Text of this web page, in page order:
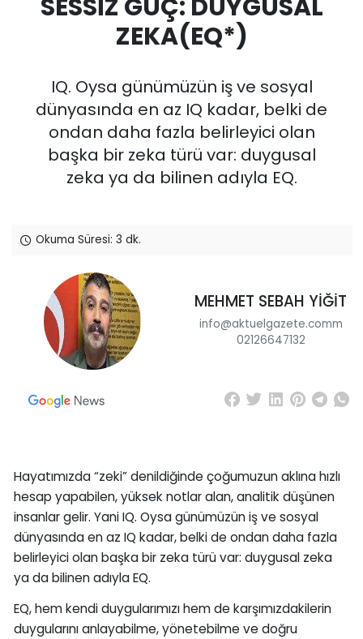
SESSİZ GÜÇ: DUYGUSAL
ZEKA(EQ*)
IQ. Oysa günümüzün iş ve sosyal
dünyasında en az IQ kadar, belki de
ondan daha fazla belirleyici olan
başka bir zeka türü var: duygusal
zeka ya da bilinen adıyla EQ.
Okuma Süresi: 3 dk.
MEHMET SEBAH YİĞİT
info@aktuelgazete.comm
02126647132
Hayatımızda “zeki” denildiğinde çoğumuzun aklına hızlı
hesap yapabilen, yüksek notlar alan, analitik düşünen
insanlar gelir. Yani IQ. Oysa günümüzün iş ve sosyal
dünyasında en az IQ kadar, belki de ondan daha fazla
belirleyici olan başka bir zeka türü var: duygusal zeka
ya da bilinen adıyla EQ.
EQ, hem kendi duygularımızı hem de karşımızdakilerin
duygularını anlayabilme, yönetebilme ve doğru